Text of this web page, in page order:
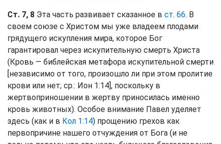
Ст. 7, 8 Эта часть развивает сказанное в ст. 66. В
своем союзе с Христом мы уже владеем плодами
грядущего искупления мира, которое Бог
гарантировал через искупительную смерть Христа
(Кровь — библейская метафора искупительной смерти
[независимо от того, произошло ли при этом пролитие
крови или нет; ср.: Ион 1:14], поскольку в
жертвоприношении в жертву приносилась именно
кровь животных). Особое внимание Павел уделяет
здесь (как и в Кол 1:14) прощению грехов как
первопричине нашего отчуждения от Бога (и не